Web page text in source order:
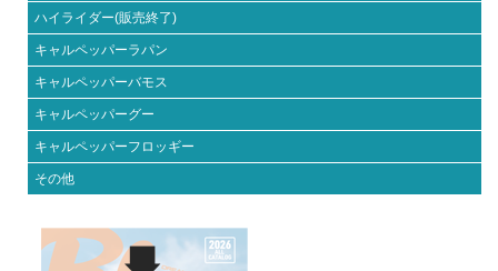
ハイライダー(販売終了)
キャルペッパーラパン
キャルペッパーバモス
キャルペッパーグー
キャルペッパーフロッギー
その他